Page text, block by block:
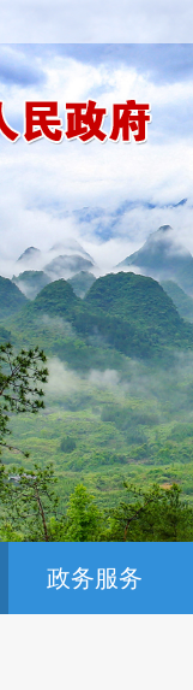
政务服务